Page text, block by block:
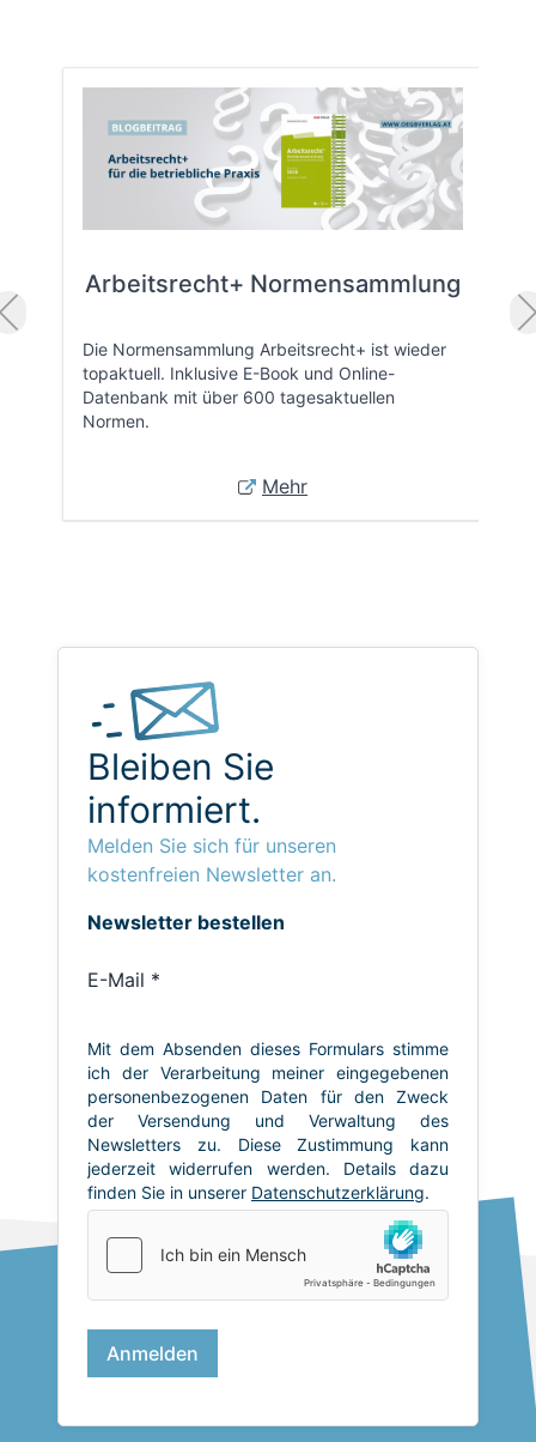
Arbeitsrecht+ Normensammlung
Die Normensammlung Arbeitsrecht+ ist wieder
topaktuell. Inklusive E-Book und Online-
Datenbank mit über 600 tagesaktuellen
Normen.
Mehr
Bleiben Sie
informiert.
Melden Sie sich für unseren
kostenfreien Newsletter an.